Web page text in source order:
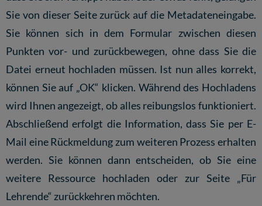
Sie von dieser Seite zurück auf die Metadateneingabe.
Sie können sich in dem Formular zwischen diesen
Punkten vor- und zurückbewegen, ohne dass Sie die
Datei erneut hochladen müssen. Ist nun alles korrekt,
können Sie auf „OK“ klicken. Während des Hochladens
wird Ihnen angezeigt, ob alles reibungslos funktioniert.
Abschließend erfolgt die Information, dass Sie per E-
Mail eine Rückmeldung zum weiteren Prozess erhalten
werden. Sie können dann entscheiden, ob Sie eine
weitere Ressource hochladen oder zur Seite „Für
Lehrende“ zurückkehren möchten.